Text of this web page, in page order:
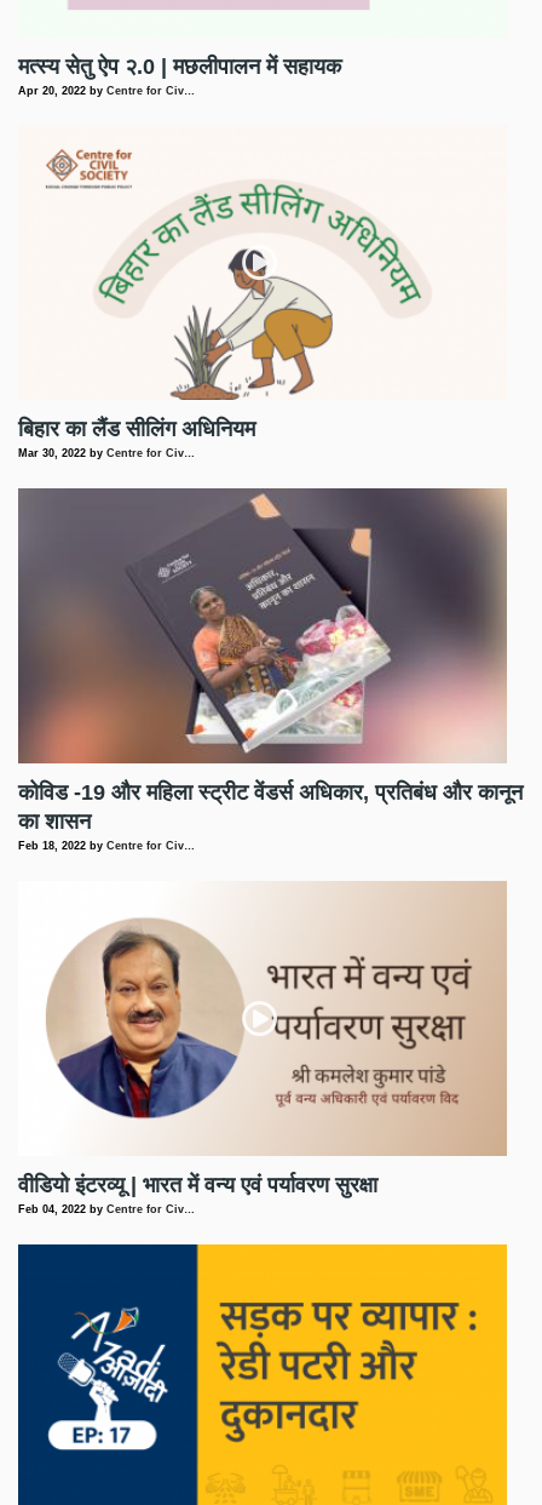
मत्स्य सेतु ऐप २.0 | मछलीपालन में सहायक
Apr 20, 2022 by Centre for Civ…
बिहार का लैंड सीलिंग अधिनियम
Mar 30, 2022 by Centre for Civ…
कोविड -19 और महिला स्ट्रीट वेंडर्स अधिकार, प्रतिबंध और कानून
का शासन
Feb 18, 2022 by Centre for Civ…
वीडियो इंटरव्यू | भारत में वन्य एवं पर्यावरण सुरक्षा
Feb 04, 2022 by Centre for Civ…